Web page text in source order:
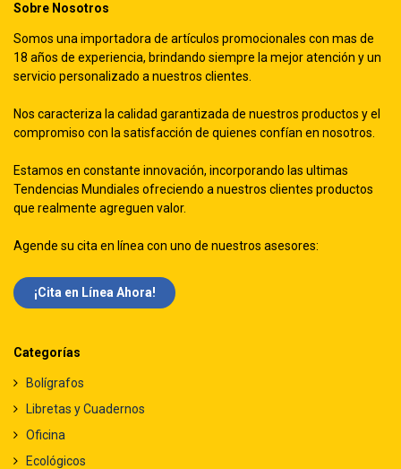
Sobre Nosotros
Somos una importadora de artículos promocionales con mas de
18 años de experiencia, brindando siempre la mejor atención y un
servicio personalizado a nuestros clientes.
Nos caracteriza la calidad garantizada de nuestros productos y el
compromiso con la satisfacción de quienes confían en nosotros.
Estamos en constante innovación, incorporando las ultimas
Tendencias Mundiales ofreciendo a nuestros clientes productos
que realmente agreguen valor.
Agende su cita en línea con uno de nuestros asesores:
¡Cita en Línea Ah​​ora!
Categorías
Bolígrafos
Libretas y Cuadernos
Oficina
Ecológicos